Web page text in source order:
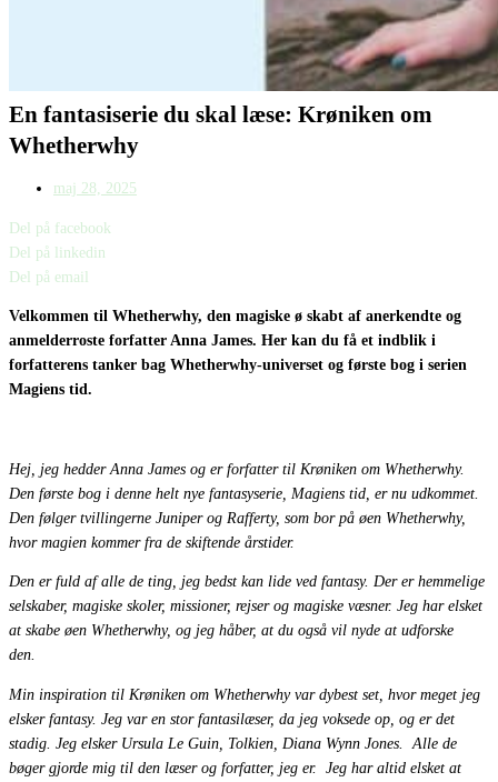
En fantasiserie du skal læse: Krøniken om
Whetherwhy
maj 28, 2025
Del på facebook
Del på linkedin
Del på email
Velkommen til Whetherwhy, den magiske ø skabt af anerkendte og
anmelderroste forfatter Anna James. Her kan du få et indblik i
forfatterens tanker bag Whetherwhy-universet og første bog i serien
Magiens tid.
Hej, jeg hedder Anna James og er forfatter til Krøniken om Whetherwhy.
Den første bog i denne helt nye fantasyserie, Magiens tid, er nu udkommet.
Den følger tvillingerne Juniper og Rafferty, som bor på øen Whetherwhy,
hvor magien kommer fra de skiftende årstider.
Den er fuld af alle de ting, jeg bedst kan lide ved fantasy. Der er hemmelige
selskaber, magiske skoler, missioner, rejser og magiske væsner. Jeg har elsket
at skabe øen Whetherwhy, og jeg håber, at du også vil nyde at udforske
den.
Min inspiration til Krøniken om Whetherwhy var dybest set, hvor meget jeg
elsker fantasy. Jeg var en stor fantasilæser, da jeg voksede op, og er det
stadig. Jeg elsker Ursula Le Guin, Tolkien, Diana Wynn Jones.Alle de
bøger gjorde mig til den læser og forfatter, jeg er. Jeg har altid elsket at